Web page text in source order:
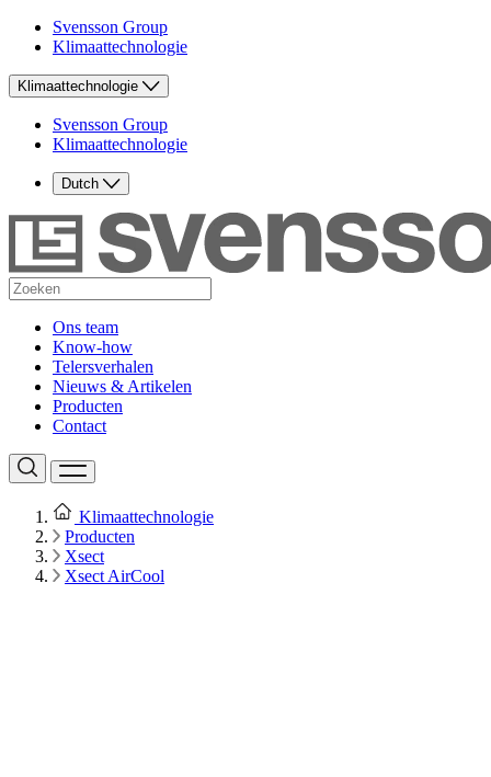
Svensson Group
Klimaattechnologie
Klimaattechnologie
Svensson Group
Klimaattechnologie
Dutch
Ons team
Know-how
Telersverhalen
Nieuws & Artikelen
Producten
Contact
Klimaattechnologie
Producten
Xsect
Xsect AirCool